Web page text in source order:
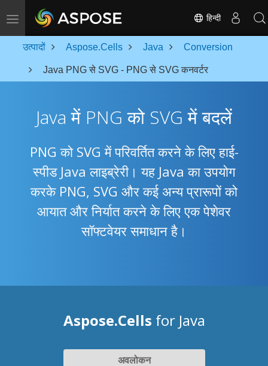
Toggle navigation हिन्दी
उत्पादों Aspose.Cells Java Conversion
Java PNG से SVG - PNG से SVG कनवर्टर
Java में PNG को SVG में बदलें
PNG को SVG में परिवर्तित करने के लिए हाई-
स्पीड Java लाइब्रेरी। यह Java का उपयोग
करके PNG, SVG और कई अन्य प्रारूपों को
आयात और निर्यात करने के लिए एक पेशेवर
सॉफ्टवेयर समाधान है।
Aspose.Cells for Java
अवलोकन